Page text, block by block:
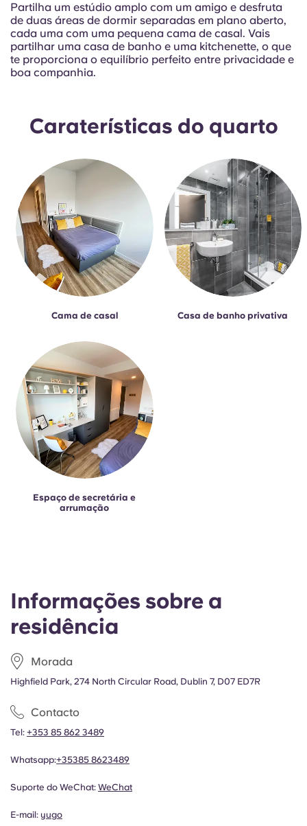
Portuguese
Informações sobre a
residência
Morada
Highfield Park, 274 North Circular Road, Dublin 7, D07 ED7R
Contacto
Tel: +353 85 862 3489
Whatsapp:+35385 8623489
Suporte do WeChat: WeChat
E-mail: yugo
Partilha um estúdio amplo com um amigo e desfruta
de duas áreas de dormir separadas em plano aberto,
cada uma com uma pequena cama de casal. Vais
partilhar uma casa de banho e uma kitchenette, o que
te proporciona o equilíbrio perfeito entre privacidade e
boa companhia.
Caraterísticas do quarto
Cama de casal Casa de banho privativa
Espaço de secretária e
arrumação